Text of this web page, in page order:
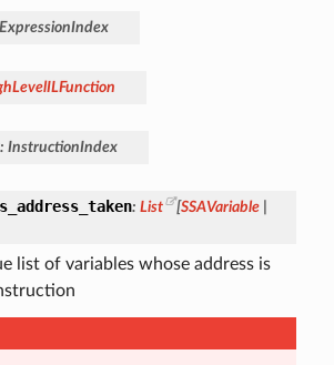
ExpressionIndex
: InstructionIndex
: List [SSAVariable
list of variables whose address is